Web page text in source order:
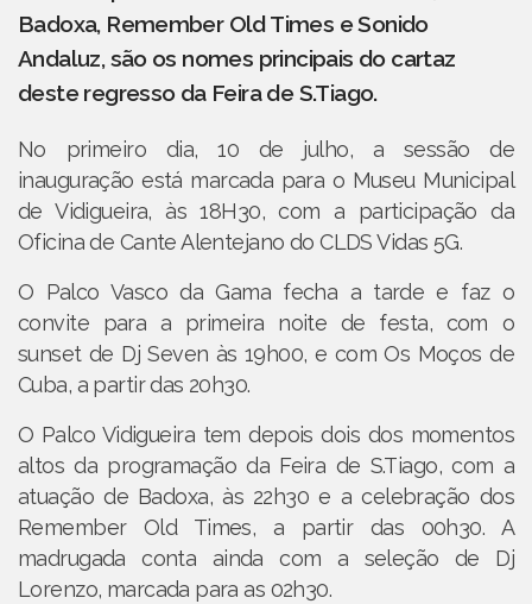
Badoxa, Remember Old Times e Sonido
Andaluz, são os nomes principais do cartaz
deste regresso da Feira de S.Tiago.
No primeiro dia, 10 de julho, a sessão de
inauguração está marcada para o Museu Municipal
de Vidigueira, às 18H30, com a participação da
Oficina de Cante Alentejano do CLDS Vidas 5G.
O Palco Vasco da Gama fecha a tarde e faz o
convite para a primeira noite de festa, com o
sunset de Dj Seven às 19h00, e com Os Moços de
Cuba, a partir das 20h30.
O Palco Vidigueira tem depois dois dos momentos
altos da programação da Feira de S.Tiago, com a
atuação de Badoxa, às 22h30 e a celebração dos
Remember Old Times, a partir das 00h30. A
madrugada conta ainda com a seleção de Dj
Lorenzo, marcada para as 02h30.